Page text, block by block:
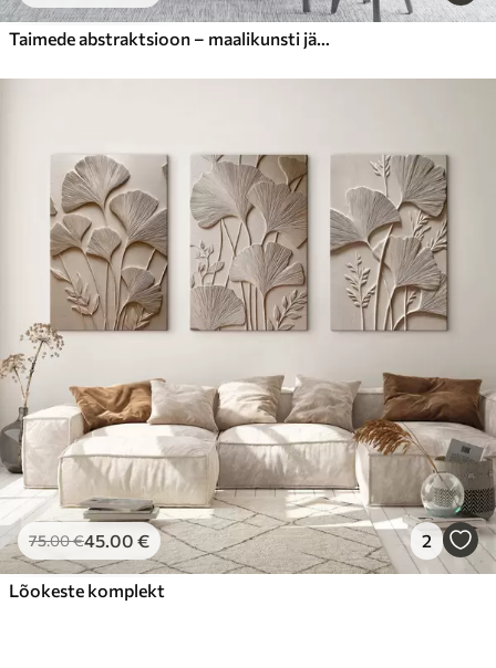
Taimede abstraktsioon – maalikunsti jäljendamine
75.00€45.00 € 2
Lõokeste komplekt